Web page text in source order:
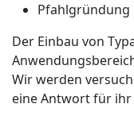
Pfahlgründung
Der Einbau von
Wir werden
eine Antwort für ihr